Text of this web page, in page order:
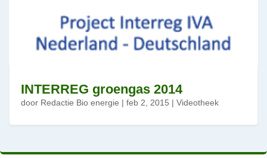
INTERREG groengas 2014
door Redactie Bio energie | feb 2, 2015 | Videotheek